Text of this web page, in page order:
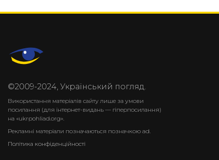
©2009-2024, Український погляд.
Використання матеріалів сайту лише за умови
посилання (для інтернет-видань — гіперпосилання)
на «ukrpohliad.org».
Рекламні матеріали позначаються позначкою ad.
Політика конфіденційності